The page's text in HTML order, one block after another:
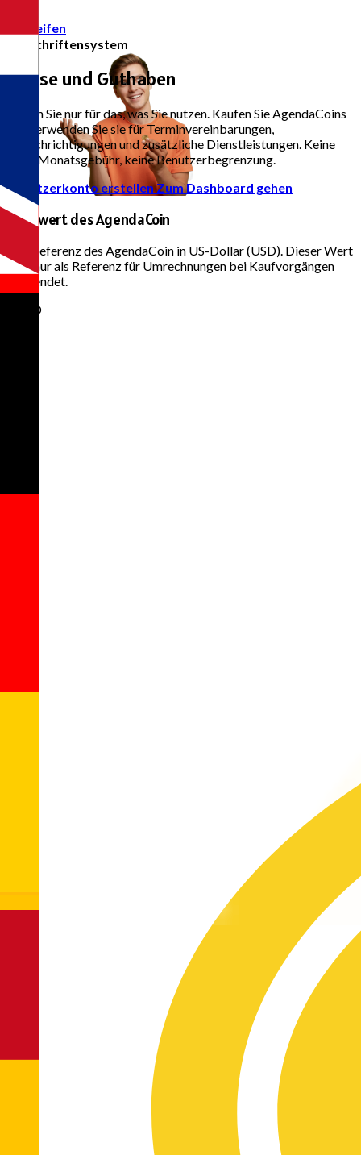
Zugreifen
Gutschriftensystem
Preise und Guthaben
Zahlen Sie nur für das, was Sie nutzen. Kaufen Sie AgendaCoins
und verwenden Sie sie für Terminvereinbarungen,
Benachrichtigungen und zusätzliche Dienstleistungen. Keine
feste Monatsgebühr, keine Benutzerbegrenzung.
Benutzerkonto erstellenZum Dashboard gehen
Basiswert des AgendaCoin
Preisreferenz des AgendaCoin in US-Dollar (USD). Dieser Wert
wird nur als Referenz für Umrechnungen bei Kaufvorgängen
verwendet.
1 USD